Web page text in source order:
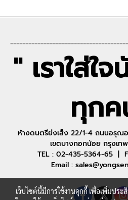
" เราใส่ใ
ทุก
ห้างดนตรีย่งเส็ง 22/1-4 ถนนอรุณ
เขตบางกอกน้อย กรุงเท
TEL : 02-435-5364-65 |
Email :
เว็บไซต์นี้มีการใช้งานคุกกี้ เพื่อเพิ่มปร